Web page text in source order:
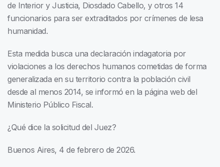
de Interior y Justicia, Diosdado Cabello, y otros 14
funcionarios para ser extraditados por crímenes de lesa
humanidad.
Esta medida busca una declaración indagatoria por
violaciones a los derechos humanos cometidas de forma
generalizada en su territorio contra la población civil
desde al menos 2014, se informó en la página web del
Ministerio Público Fiscal.
¿Qué dice la solicitud del Juez?
Buenos Aires, 4 de febrero de 2026.